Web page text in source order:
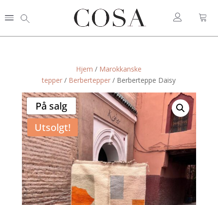
Hjem / Marokkanske
tepper / Berbertepper / Berberteppe Daisy
På salg
Utsolgt!